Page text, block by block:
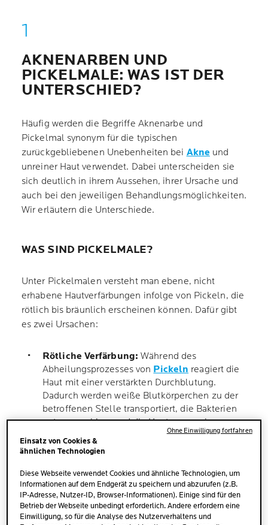
AKNENARBEN UND
PICKELMALE: WAS IST DER
UNTERSCHIED?
Häufig werden die Begriffe Aknenarbe und
Pickelmal synonym für die typischen
zurückgebliebenen Unebenheiten bei Akne und
unreiner Haut verwendet. Dabei unterscheiden sie
sich deutlich in ihrem Aussehen, ihrer Ursache und
auch bei den jeweiligen Behandlungsmöglichkeiten.
Wir erläutern die Unterschiede.
WAS SIND PICKELMALE?
Unter Pickelmalen versteht man ebene, nicht
erhabene Hautverfärbungen infolge von Pickeln, die
rötlich bis bräunlich erscheinen können. Dafür gibt
es zwei Ursachen:
Rötliche Verfärbung: Während des
Abheilungsprozesses von Pickeln reagiert die
Haut mit einer verstärkten Durchblutung.
Dadurch werden weiße Blutkörperchen zu der
betroffenen Stelle transportiert, die Bakterien
entgegenwirken und die Haut regenerieren.
Diese intensive Reaktion kann auch dann noch
eine sichtbare Rötung hinterlassen, wenn der
Bräunliche Verfärbung:Gleichzeitig
produziert die Haut durch die Entzündung
vermehrtMelanin, was sich in Form von
Einsatz von Cookies &
ähnlichen Technologien
Diese Webseite verwendet Cookies und ähnliche Technologien, um
Informationen auf dem Endgerät zu speichern und abzurufen (z.B.
IP-Adresse, Nutzer-ID, Browser-Informationen). Einige sind für den
Betrieb der Webseite unbedingt erforderlich. Andere erfordern eine
Einwilligung, so für die Analyse des Nutzerverhaltens und
Ohne Einwilligung fortfahren